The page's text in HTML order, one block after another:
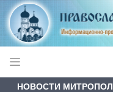
НОВОСТИ